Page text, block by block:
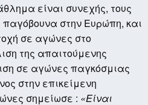
είναι συνεχής, τους
παγόβουνα στην Ευρώπη, και
σε αγώνες στο
της απαιτούμενης
σε αγώνες παγκόσμιας
στην επικείμενη
σημείωσε : «Είναι